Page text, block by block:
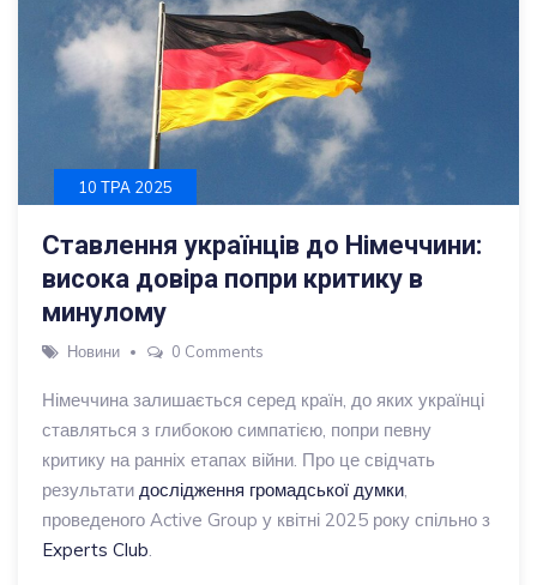
10 ТРА 2025
Ставлення українців до Німеччини:
висока довіра попри критику в
минулому
Новини 0 Comments
Німеччина залишається серед країн, до яких українці
ставляться з глибокою симпатією, попри певну
критику на ранніх етапах війни. Про це свідчать
результати дослідження громадської думки,
проведеного Active Group у квітні 2025 року спільно з
Experts Club.